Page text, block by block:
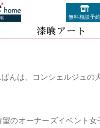
無料相談予約
漆喰アート
んは、コンシェルジュの
望のオーナーズイベント女